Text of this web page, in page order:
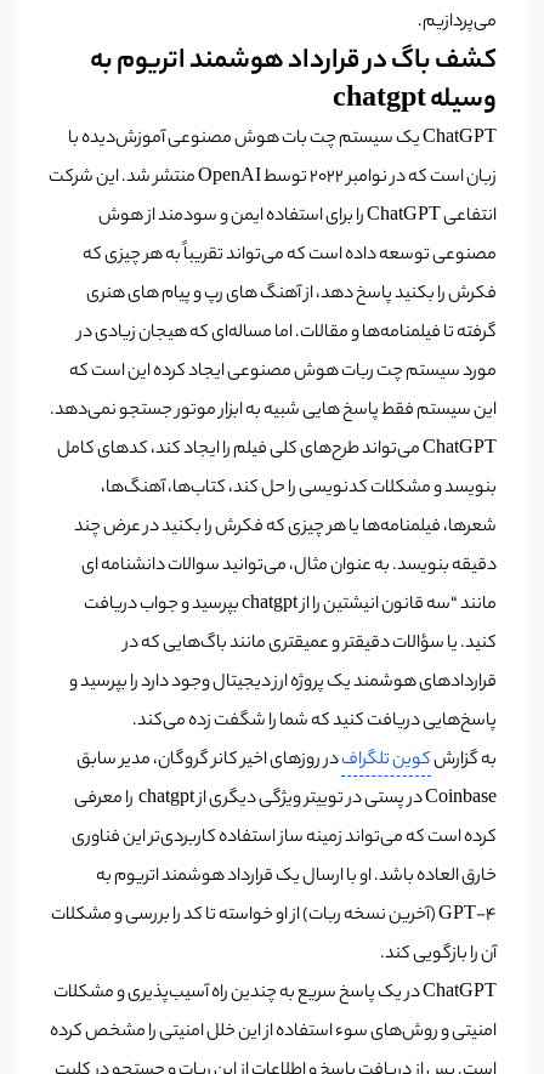
می‌پردازیم.
کشف باگ در قرارداد هوشمند اتریوم به
وسیله chatgpt
ChatGPT یک سیستم چت بات هوش مصنوعی آموزش‌دیده با
زبان است که در نوامبر ۲۰۲۲ توسط OpenAI منتشر شد. این شرکت
انتفاعی ChatGPT را برای استفاده ایمن و سودمند از هوش
مصنوعی توسعه داده است که می‌تواند تقریباً به هر چیزی که
فکرش را بکنید پاسخ دهد، از آهنگ های رپ و پیام های هنری
گرفته تا فیلمنامه‌ها و مقالات. اما مساله‌ای که هیجان زیادی در
مورد سیستم چت ربات هوش مصنوعی ایجاد کرده این است که
این سیستم فقط پاسخ هایی شبیه به ابزار موتور جستجو نمی‌دهد.
ChatGPT می‌تواند طرح‌های کلی فیلم را ایجاد کند، کدهای کامل
بنویسد و مشکلات کدنویسی را حل کند، کتاب‌ها، آهنگ‌ها،
شعرها، فیلمنامه‌ها یا هر چیزی که فکرش را بکنید در عرض چند
دقیقه بنویسد.به عنوان مثال، می‌توانید سوالات دانشنامه ای
مانند “سه قانون انیشتین را از chatgpt بپرسید و جواب دریافت
کنید. یا سؤالات دقیقتر و عمیقتری مانند باگ‌هایی که در
قراردادهای هوشمند یک پروژه ارز دیجیتال وجود دارد را بپرسید و
پاسخ‌هایی دریافت کنید که شما را شگفت زده می‌کند.
به گزارشکوین تلگرافدر روز‌های اخیر کانر گروگان، مدیر سابق
Coinbase در پستی در توییتر ویژگی دیگری از chatgpt را معرفی
کرده است که می‌تواند زمینه ساز استفاده کاربردی‌تر این فناوری
خارق العاده باشد. او با ارسال یک قرارداد هوشمند اتریوم به
GPT-4 (آخرین نسخه ربات) از او خواسته تا کد را بررسی و مشکلات
آن را بازگویی کند.
ChatGPT در یک پاسخ سریع به چندین راه آسیب‌پذیری و مشکلات
امنیتی و روش‌های سوء استفاده از این خلل امنیتی را مشخص کرده